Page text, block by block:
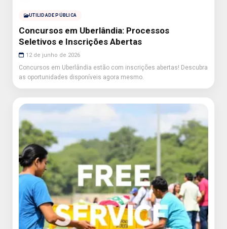
UTILIDADE PÚBLICA
Concursos em Uberlândia: Processos
Seletivos e Inscrições Abertas
12 de junho de 2026
Concursos em Uberlândia estão com inscrições abertas! Descubra
as oportunidades disponíveis agora mesmo.